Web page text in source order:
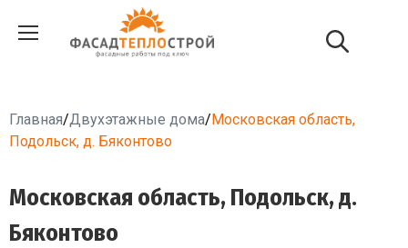
Главная/Двухэтажные дома/Московская область,
Подольск, д. Бяконтово
Московская область, Подольск, д.
Бяконтово